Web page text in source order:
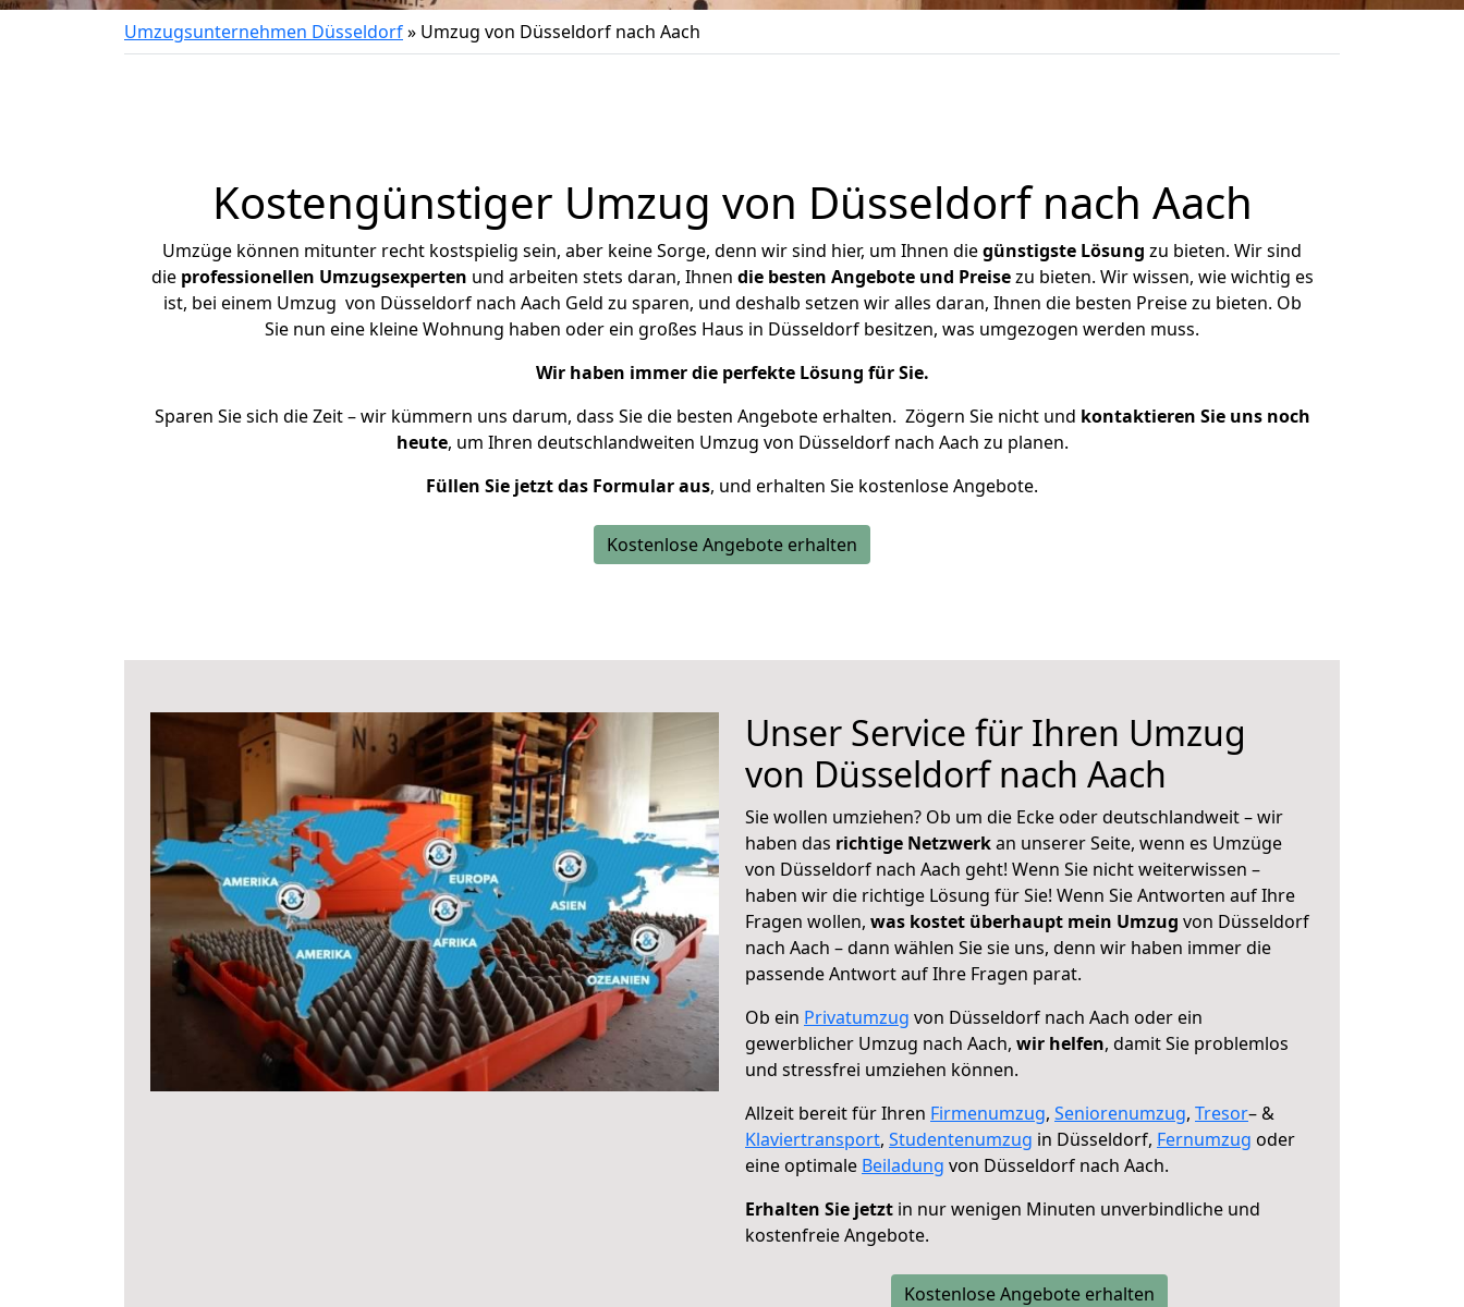
Umzugsunternehmen Düsseldorf» Umzug von Düsseldorf nach Aach
Kostengünstiger Umzug von Düsseldorf nach Aach
Umzüge können mitunter recht kostspielig sein, aber keine Sorge, denn wir sind hier, um Ihnen diegünstigste Lösung zu bieten. Wir sind
die professionellen Umzugsexperten und arbeiten stets daran, Ihnen die besten Angebote und Preisezu bieten. Wir wissen, wie wichtig es
ist, bei einem Umzug von Düsseldorf nach Aach Geld zu sparen, und deshalb setzen wir alles daran, Ihnen die besten Preise zu bieten. Ob
Sie nun eine kleine Wohnung haben oder ein großes Haus in Düsseldorf besitzen, was umgezogen werden muss.
Wir haben immer die perfekte Lösung für Sie.
Sparen Sie sich die Zeit – wir kümmern uns darum, dass Sie die besten Angebote erhalten. Zögern Sie nicht und kontaktieren Sie uns noch
heute, um Ihren deutschlandweiten Umzug von Düsseldorf nach Aach zu planen.
Füllen Sie jetzt das Formular aus, und erhalten Sie kostenlose Angebote.
Kostenlose Angebote erhalten
Unser Service für Ihren Umzug
von Düsseldorf nach Aach
Sie wollen umziehen? Ob um die Ecke oder deutschlandweit – wir
haben das richtige Netzwerkan unserer Seite, wenn es Umzüge
von Düsseldorf nach Aach geht! Wenn Sie nicht weiterwissen –
haben wir die richtige Lösung für Sie! Wenn Sie Antworten auf Ihre
Fragen wollen, was kostet überhaupt mein Umzug von Düsseldorf
nach Aach – dann wählen Sie sie uns, denn wir haben immer die
passende Antwort auf Ihre Fragen parat.
Ob ein Privatumzug von Düsseldorf nach Aach oder ein
gewerblicher Umzug nach Aach, wir helfen, damit Sie problemlos
und stressfrei umziehen können.
Allzeit bereit für Ihren Firmenumzug, Seniorenumzug, Tresor– &
Klaviertransport, Studentenumzug in Düsseldorf, Fernumzug oder
eine optimale Beiladung von Düsseldorf nach Aach.
Erhalten Sie jetzt in nur wenigen Minuten unverbindliche und
kostenfreie Angebote.
Kostenlose Angebote erhalten